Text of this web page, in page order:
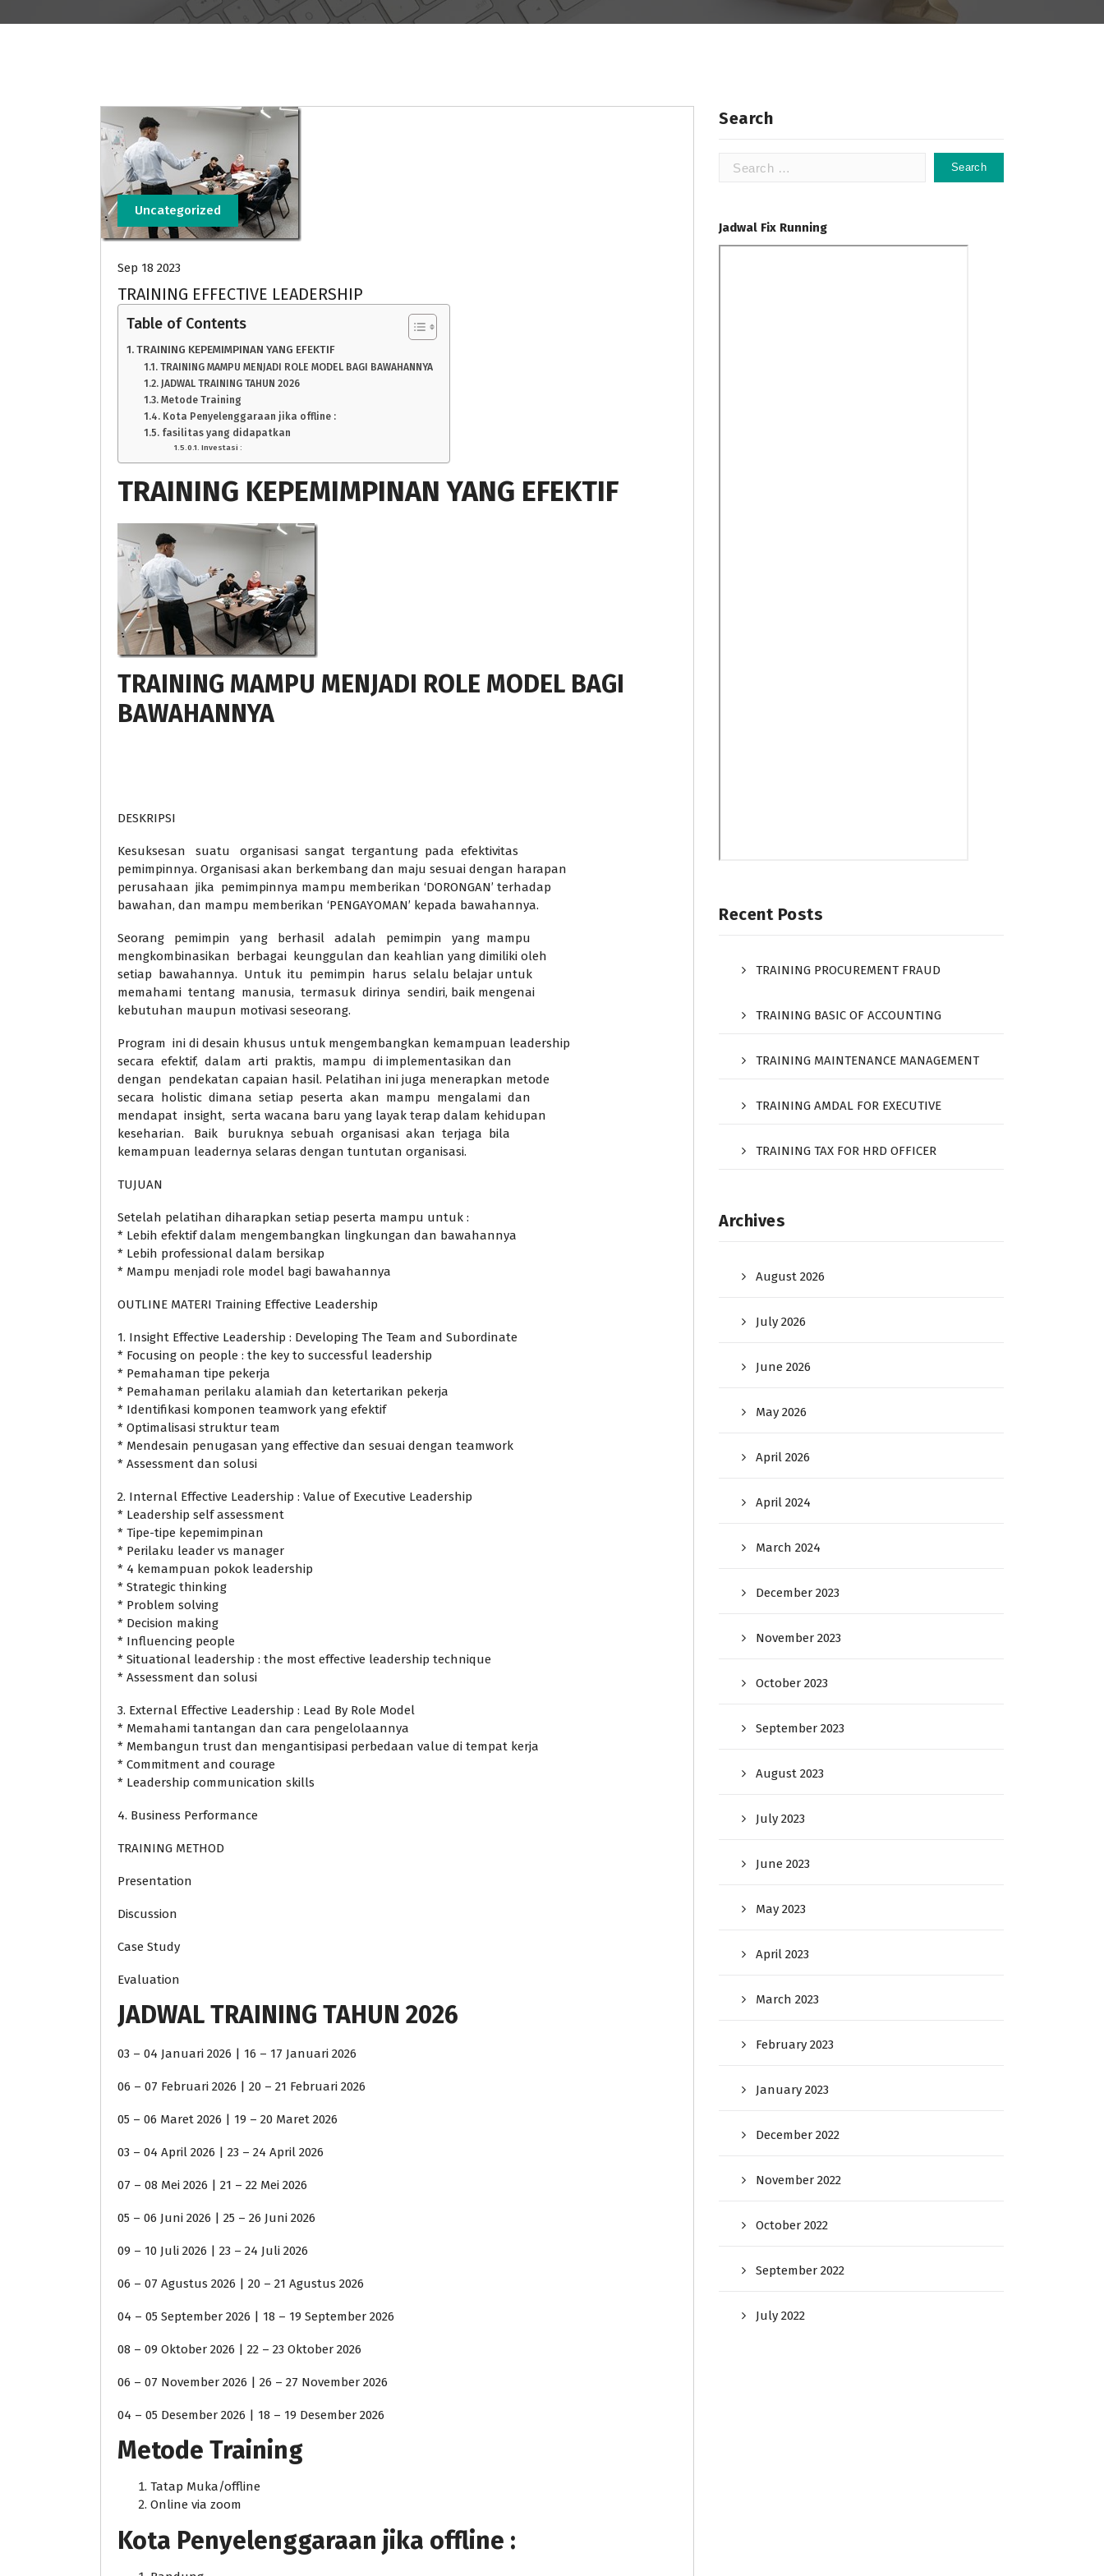
Uncategorized
Sep 18 2023
TRAINING EFFECTIVE LEADERSHIP
Table of Contents
TRAINING KEPEMIMPINAN YANG EFEKTIF
TRAINING MAMPU MENJADI ROLE MODEL BAGI BAWAHANNYA
JADWAL TRAINING TAHUN 2026
Metode Training
Kota Penyelenggaraan jika offline :
fasilitas yang didapatkan
Investasi :
TRAINING KEPEMIMPINAN YANG EFEKTIF
TRAINING MAMPU MENJADI ROLE MODEL BAGI
BAWAHANNYA
DESKRIPSI
Kesuksesan suatu organisasi sangat tergantung pada efektivitas
pemimpinnya. Organisasi akan berkembang dan maju sesuai dengan harapan
perusahaan jika pemimpinnya mampu memberikan ‘DORONGAN’ terhadap
bawahan, dan mampu memberikan ‘PENGAYOMAN’ kepada bawahannya.
Seorang pemimpin yang berhasil adalah pemimpin yang mampu
mengkombinasikan berbagai keunggulan dan keahlian yang dimiliki oleh
setiap bawahannya. Untuk itu pemimpin harus selalu belajar untuk
memahami tentang manusia, termasuk dirinya sendiri, baik mengenai
kebutuhan maupun motivasi seseorang.
Program ini di desain khusus untuk mengembangkan kemampuan leadership
secara efektif, dalam arti praktis, mampu di implementasikan dan
dengan pendekatan capaian hasil. Pelatihan ini juga menerapkan metode
secara holistic dimana setiap peserta akan mampu mengalami dan
mendapat insight, serta wacana baru yang layak terap dalam kehidupan
keseharian. Baik buruknya sebuah organisasi akan terjaga bila
kemampuan leadernya selaras dengan tuntutan organisasi.
TUJUAN
Setelah pelatihan diharapkan setiap peserta mampu untuk :
* Lebih efektif dalam mengembangkan lingkungan dan bawahannya
* Lebih professional dalam bersikap
* Mampu menjadi role model bagi bawahannya
OUTLINE MATERI Training Effective Leadership
1. Insight Effective Leadership : Developing The Team and Subordinate
* Focusing on people : the key to successful leadership
* Pemahaman tipe pekerja
* Pemahaman perilaku alamiah dan ketertarikan pekerja
* Identifikasi komponen teamwork yang efektif
* Optimalisasi struktur team
* Mendesain penugasan yang effective dan sesuai dengan teamwork
* Assessment dan solusi
2. Internal Effective Leadership : Value of Executive Leadership
* Leadership self assessment
* Tipe-tipe kepemimpinan
* Perilaku leader vs manager
* 4 kemampuan pokok leadership
* Strategic thinking
* Problem solving
* Decision making
* Influencing people
* Situational leadership : the most effective leadership technique
* Assessment dan solusi
3. External Effective Leadership : Lead By Role Model
* Memahami tantangan dan cara pengelolaannya
* Membangun trust dan mengantisipasi perbedaan value di tempat kerja
* Commitment and courage
* Leadership communication skills
4. Business Performance
TRAINING METHOD
Presentation
Discussion
Case Study
Evaluation
JADWAL TRAINING TAHUN 2026
03 – 04 Januari 2026 | 16 – 17 Januari 2026
06 – 07 Februari 2026 | 20 – 21 Februari 2026
05 – 06 Maret 2026 | 19 – 20 Maret 2026
03 – 04 April 2026 | 23 – 24 April 2026
07 – 08 Mei 2026 | 21 – 22 Mei 2026
05 – 06 Juni 2026 | 25 – 26 Juni 2026
09 – 10 Juli 2026 | 23 – 24 Juli 2026
06 – 07 Agustus 2026 | 20 – 21 Agustus 2026
04 – 05 September 2026 | 18 – 19 September 2026
08 – 09 Oktober 2026 | 22 – 23 Oktober 2026
06 – 07 November 2026 | 26 – 27 November 2026
04 – 05 Desember 2026 | 18 – 19 Desember 2026
Metode Training
Tatap Muka/offline
Online via zoom
Kota Penyelenggaraan jika offline :
Search
Search
Jadwal Fix Running
Recent Posts
TRAINING PROCUREMENT FRAUD
TRAINING BASIC OF ACCOUNTING
TRAINING MAINTENANCE MANAGEMENT
TRAINING AMDAL FOR EXECUTIVE
TRAINING TAX FOR HRD OFFICER
Archives
August 2026
July 2026
June 2026
May 2026
April 2026
April 2024
March 2024
December 2023
November 2023
October 2023
September 2023
August 2023
July 2023
June 2023
May 2023
April 2023
March 2023
February 2023
January 2023
December 2022
November 2022
October 2022
September 2022
July 2022